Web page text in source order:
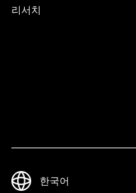
리서치